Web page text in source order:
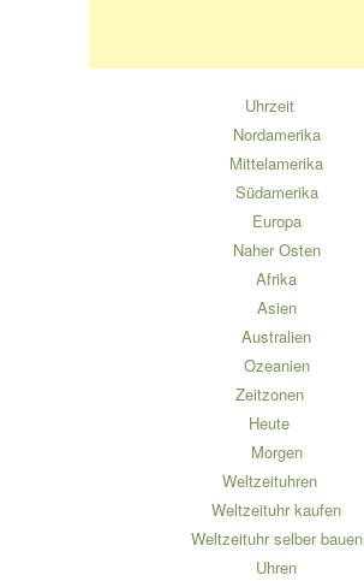
Uhrzeit
Nordamerika
Mittelamerika
Südamerika
Europa
Naher Osten
Afrika
Asien
Australien
Ozeanien
Zeitzonen
Heute
Morgen
Weltzeituhren
Weltzeituhr kaufen
Weltzeituhr selber bauen
Uhren